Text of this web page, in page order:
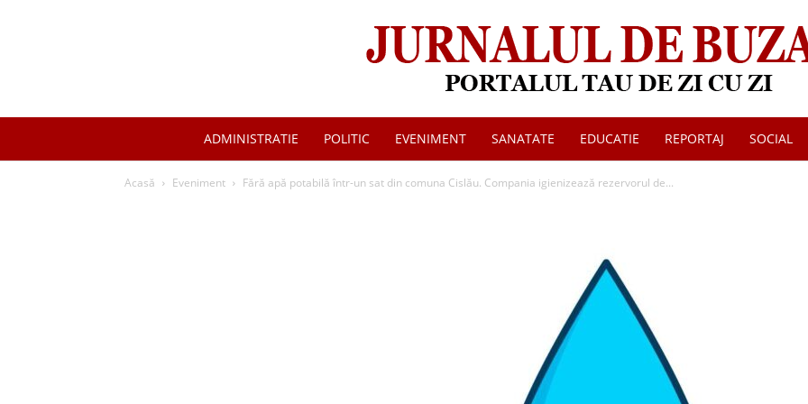
Jurnalul
de
ADMINISTRATIE POLITIC EVENIMENT SANATATE EDUCATIE REPORTAJ SOCIAL
Acasă Eveniment Fără apă potabilă într-un sat din comuna Cislău. Compania igienizează rezervorul de...